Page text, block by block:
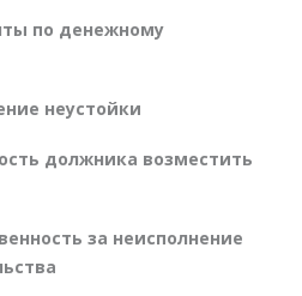
по денежному
неустойки
должника возместить
за неисполнение